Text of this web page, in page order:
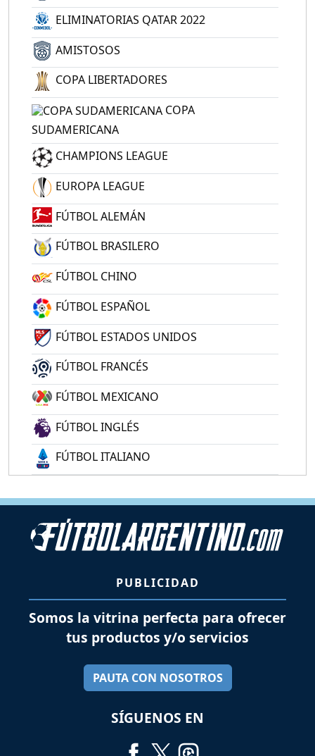
ELIMINATORIAS QATAR 2022
AMISTOSOS
COPA LIBERTADORES
COPA
SUDAMERICANA
CHAMPIONS LEAGUE
EUROPA LEAGUE
FÚTBOL ALEMÁN
FÚTBOL BRASILERO
FÚTBOL CHINO
FÚTBOL ESPAÑOL
FÚTBOL ESTADOS UNIDOS
FÚTBOL FRANCÉS
FÚTBOL MEXICANO
FÚTBOL INGLÉS
FÚTBOL ITALIANO
PUBLICIDAD
Somos la vitrina perfecta para ofrecer
tus productos y/o servicios
PAUTA CON NOSOTROS
SÍGUENOS EN